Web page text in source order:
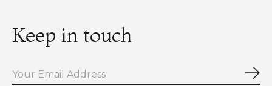
Keep in touch